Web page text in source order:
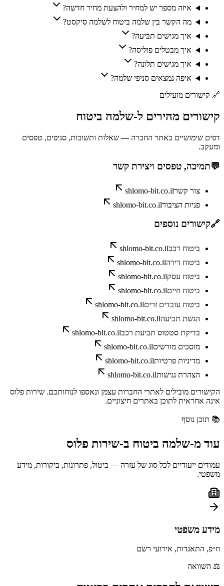
איזה מספר יש למחיר ולהצעת מחיר חדשה?
מה הקשר בין שלמה ביטוח לשלמה סיקסט?
איך מגישים תביעה?
איך מבטלים פוליסה?
איך מגישים תלונה?
איפה נמצאים סניפי שלמה?
🔗 קישורים מועילים
קישורים מהירים ל-שלמה ביטוח
דפים שימושיים באתר החברה — שאלות ותשובות, סניפים, טפסים
ומעקב.
💬תמיכה, טפסים ויצירת קשר
צור קשרshlomo-bit.co.il
פניות הציבורshlomo-bit.co.il
🔗קישורים נוספים
ביטוח רכבshlomo-bit.co.il
ביטוח דירהshlomo-bit.co.il
ביטוח עסקshlomo-bit.co.il
ביטוח חייםshlomo-bit.co.il
ביטוח עובדים זריםshlomo-bit.co.il
הגשת תביעהshlomo-bit.co.il
בדיקת סטטוס תביעת רכבshlomo-bit.co.il
מוסכים מורשיםshlomo-bit.co.il
מדיניות פרטיותshlomo-bit.co.il
הצהרת נגישותshlomo-bit.co.il
הקישורים מובילים לאתרי החברות עצמן ונאספו לנוחותכם. שירות פלוס
אינה אחראית לתוכן באתרים חיצוניים.
📚 תוכן נוסף
עוד מ-שלמה ביטוח ב-שירות פלוס
עמודים ייעודיים לכל סוג של עזרה — ביטול, פתרונות, ביקורות, מידע
משפטי.
מידע משפטי
ח״פ, התאגדות, אירועי רשם
⚖️ השוואה